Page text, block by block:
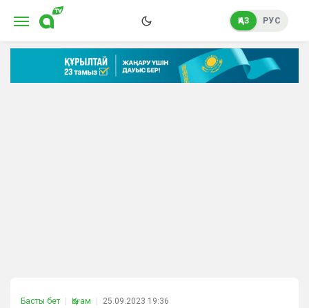
ҚАЗ РУС
Басты бет Қоғам 25.09.2023 19:36